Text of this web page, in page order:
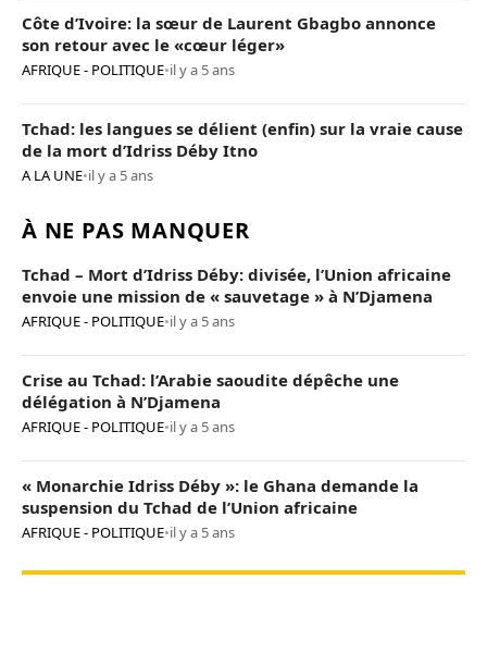
Côte d’Ivoire: la sœur de Laurent Gbagbo annonce
son retour avec le «cœur léger»
AFRIQUE - POLITIQUE•il y a 5 ans
Tchad: les langues se délient (enfin) sur la vraie cause
de la mort d’Idriss Déby Itno
A LA UNE•il y a 5 ans
À NE PAS MANQUER
Tchad – Mort d’Idriss Déby: divisée, l’Union africaine
envoie une mission de « sauvetage » à N’Djamena
AFRIQUE - POLITIQUE•il y a 5 ans
Crise au Tchad: l’Arabie saoudite dépêche une
délégation à N’Djamena
AFRIQUE - POLITIQUE•il y a 5 ans
« Monarchie Idriss Déby »: le Ghana demande la
suspension du Tchad de l’Union africaine
AFRIQUE - POLITIQUE•il y a 5 ans